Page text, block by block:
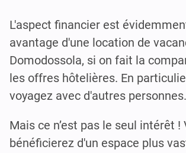
L'aspect financier est
avantage d'une location de
Domodossola, si on fait la
les offres hôtelières. En
voyagez avec d'autres personnes.
Mais ce n’est pas le seul intérêt !
bénéficierez d'un espace plus